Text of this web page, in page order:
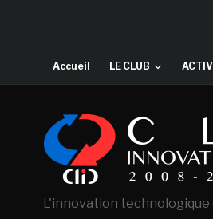
Accueil LE CLUB
L'innovation technologique